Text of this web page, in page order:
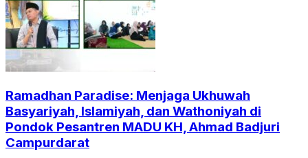
Ramadhan Paradise: Menjaga Ukhuwah
Basyariyah, Islamiyah, dan Wathoniyah di
Pondok Pesantren MADU KH, Ahmad Badjuri
Campurdarat